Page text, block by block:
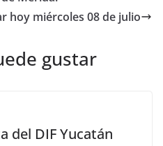
hoy miércoles 08 de julio
gustar
del DIF Yucatán